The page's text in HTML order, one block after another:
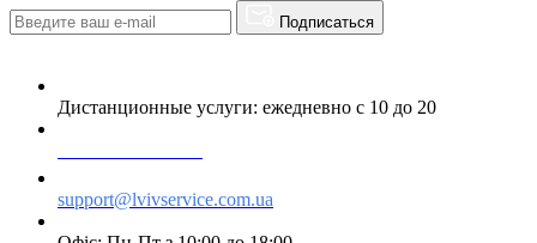
Подписаться
Дистанционные услуги: ежедневно с 10 до 20
support@lvivservice.com.ua